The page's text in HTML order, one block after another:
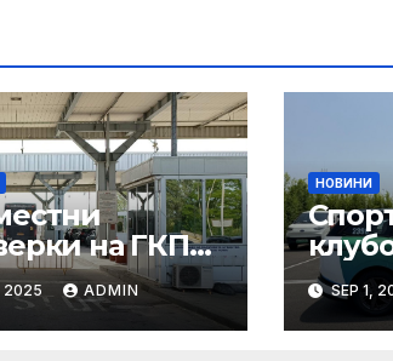
на ГКПП:
и
2025 ADMIN
НОВИНИ
ни
имат
SEP 1,